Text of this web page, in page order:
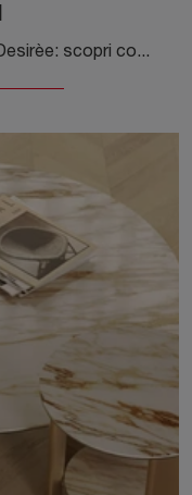
Accessori complementari e pouf Desirèe: scopri come valorizzare i tuoi locali moderni con il modello Pouf Pond.